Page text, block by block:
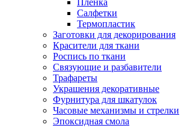
Пленка
Салфетки
Термопластик
Заготовки для декорирования
Красители для ткани
Роспись по ткани
Связующие и разбавители
Трафареты
Украшения декоративные
Фурнитура для шкатулок
Часовые механизмы и стрелки
Эпоксидная смола